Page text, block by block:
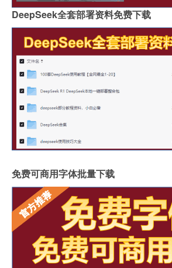
DeepSeek全套部署资料免费下载
免费可商用字体批量下载